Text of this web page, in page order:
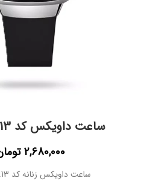
ساعت داویکس کد DVL1009.13
2,680,000
ساعت داویکس زنانه کد DVL1009.13